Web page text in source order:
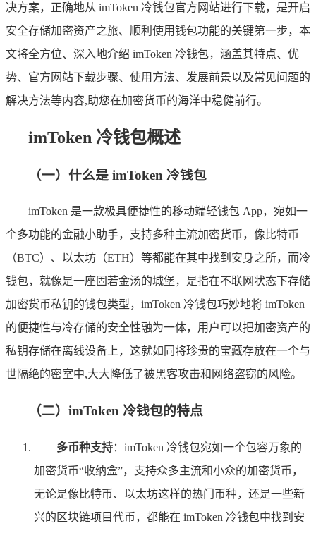
决方案，正确地从 imToken 冷钱包官方网站进行下载，是开启
安全存储加密资产之旅、顺利使用钱包功能的关键第一步，本
文将全方位、深入地介绍 imToken 冷钱包，涵盖其特点、优
势、官方网站下载步骤、使用方法、发展前景以及常见问题的
解决方法等内容,助您在加密货币的海洋中稳健前行。
imToken 冷钱包概述
（一）什么是 imToken 冷钱包
imToken 是一款极具便捷性的移动端轻钱包 App，宛如一
个多功能的金融小助手，支持多种主流加密货币，像比特币
（BTC）、以太坊（ETH）等都能在其中找到安身之所，而冷
钱包，就像是一座固若金汤的城堡，是指在不联网状态下存储
加密货币私钥的钱包类型，imToken 冷钱包巧妙地将 imToken
的便捷性与冷存储的安全性融为一体，用户可以把加密资产的
私钥存储在离线设备上，这就如同将珍贵的宝藏存放在一个与
世隔绝的密室中,大大降低了被黑客攻击和网络盗窃的风险。
（二）imToken 冷钱包的特点
多币种支持：imToken 冷钱包宛如一个包容万象的
加密货币“收纳盒”，支持众多主流和小众的加密货币，
无论是像比特币、以太坊这样的热门币种，还是一些新
兴的区块链项目代币，都能在 imToken 冷钱包中找到安